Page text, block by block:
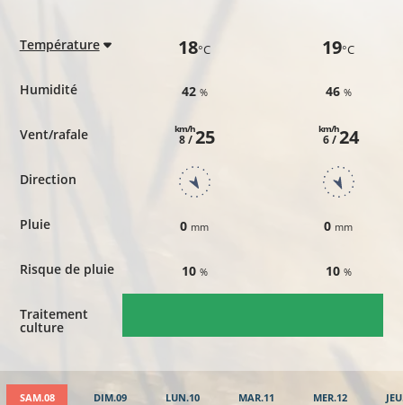
Température
Humidité
Vent/rafale
Direction
Pluie
Risque de pluie
Traitement
culture
18°C
42 %
8 /
km/h25
0 mm
10 %
19°C
46 %
6 /
km/h24
0 mm
10 %
SAM.08 DIM.09 LUN.10 MAR.11 MER.12